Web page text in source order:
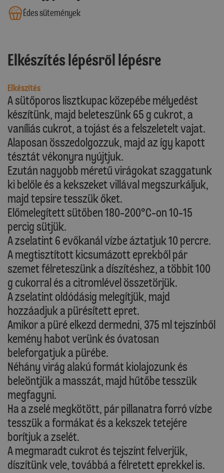
Édes sütemények
Elkészítés lépésről lépésre
Elkészítés
A sütőporos lisztkupac közepébe mélyedést
készítünk, majd beleteszünk 65 g cukrot, a
vaníliás cukrot, a tojást és a felszeletelt vajat.
Alaposan összedolgozzuk, majd az így kapott
tésztát vékonyra nyújtjuk.
Ezután nagyobb méretű virágokat szaggatunk
ki belőle és a kekszeket villával megszurkáljuk,
majd tepsire tesszük őket.
Előmelegített sütőben 180-200°C-on 10-15
percig sütjük.
A zselatint 6 evőkanál vízbe áztatjuk 10 percre.
A megtisztított kicsumázott eprekből pár
szemet félreteszünk a díszítéshez, a többit 100
g cukorral és a citromlével összetörjük.
A zselatint oldódásig melegítjük, majd
hozzáadjuk a pürésített epret.
Amikor a püré elkezd dermedni, 375 ml tejszínből
kemény habot verünk és óvatosan
beleforgatjuk a pürébe.
Néhány virág alakú formát kiolajozunk és
beleöntjük a masszát, majd hűtőbe tesszük
megfagyni.
Ha a zselé megkötött, pár pillanatra forró vízbe
tesszük a formákat és a kekszek tetejére
borítjuk a zselét.
A megmaradt cukrot és tejszínt felverjük,
díszítünk vele, továbbá a félretett eprekkel is.